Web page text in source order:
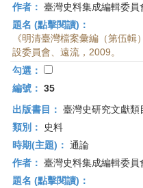
作者： 臺灣史料集成編輯委員
題名 (點擊閱讀)：
《明清臺灣檔案彙編（第伍
設委員會、遠流，2009。
勾選：
編號： 35
出版書目： 臺灣史研究文獻類
類別：
史料
時期(主題)： 通論
作者： 臺灣史料集成編輯委員
題名 (點擊閱讀)：